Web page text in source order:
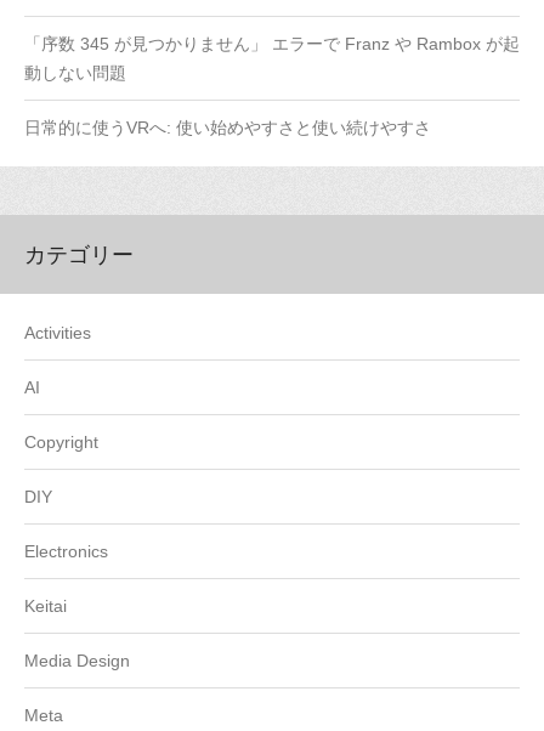
「序数 345 が見つかりません」 エラーで Franz や Rambox が起
動しない問題
日常的に使うVRへ: 使い始めやすさと使い続けやすさ
カテゴリー
Activities
AI
Copyright
DIY
Electronics
Keitai
Media Design
Meta